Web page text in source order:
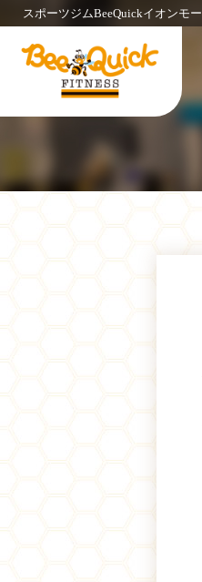
スポーツジムBeeQuickイオンモ